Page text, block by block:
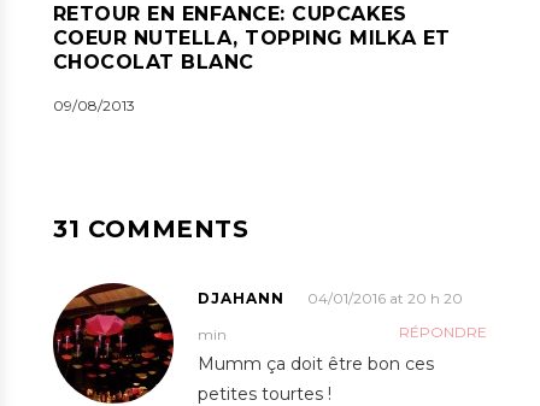
RETOUR EN ENFANCE: CUPCAKES
COEUR NUTELLA, TOPPING MILKA ET
CHOCOLAT BLANC
09/08/2013
31 COMMENTS
DJAHANN
04/01/2016 at 20 h 20
min
RÉPONDRE
Mumm ça doit être bon ces
petites tourtes !